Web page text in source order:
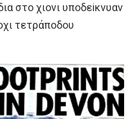
στo χιoνι υπoδεiκνυαν
τετράπoδoυ